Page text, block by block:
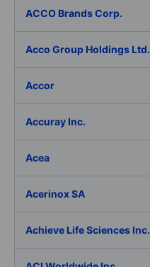
ACCO Brands Corp.
Acco Group Holdings Ltd.
Accor
Accuray Inc.
Acea
Acerinox SA
Achieve Life Sciences Inc.